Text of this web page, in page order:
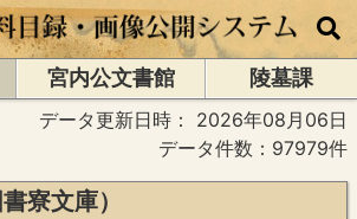
宮内公文書館
陵墓課
データ更新日時： 2026年08月06日
データ件数：97979件
寮文庫）